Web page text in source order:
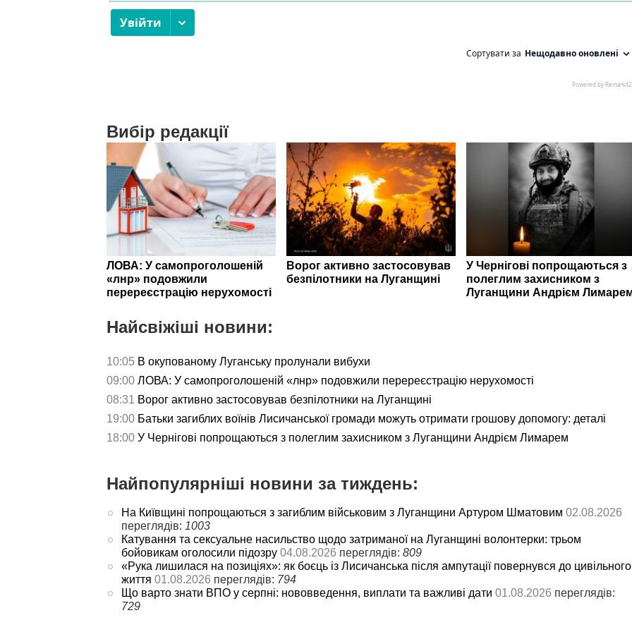
Вибір редакції
ЛОВА: У самопроголошеній
«лнр» подовжили
перереєстрацію нерухомості
Ворог активно застосовував
безпілотники на Луганщині
У Чернігові попрощаються з
полеглим захисником з
Луганщини Андрієм
Найсвіжіші новини:
10:05 В окупованому Луганську пролунали вибухи
09:00 ЛОВА: У самопроголошеній «лнр» подовжили перереєстрацію нерухомості
08:31 Ворог активно застосовував безпілотники на Луганщині
19:00 Батьки загиблих воїнів Лисичанської громади можуть отримати грошову допомогу: деталі
18:00 У Чернігові попрощаються з полеглим захисником з Луганщини Андрієм Лимарем
Найпопулярніші новини за тиждень:
На Київщині попрощаються з загиблим військовим з Луганщини Артуром Шматовим 02.08.2026
переглядів: 1003
Катування та сексуальне насильство щодо затриманої на Луганщині волонтерки: трьом
бойовикам оголосили підозру 04.08.2026 переглядів: 809
«Рука лишилася на позиціях»: як боєць із Лисичанська після ампутації повернувся до цивільного
життя 01.08.2026 переглядів: 794
Що варто знати ВПО у серпні: нововведення, виплати та важливі дати 01.08.2026 переглядів:
729